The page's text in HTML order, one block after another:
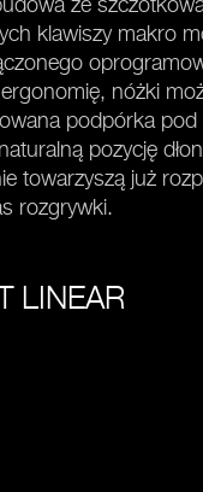
klawiszy makro
nóżki
podpórka pod
pozycję
towarzyszą już
rozgrywki.
LINEAR